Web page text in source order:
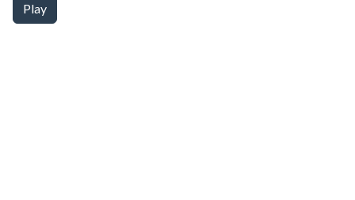
Play